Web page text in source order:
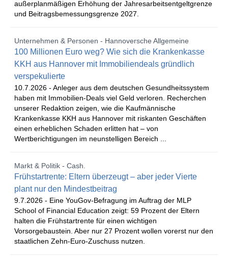
außerplanmäßigen Erhöhung der Jahresarbeitsentgeltgrenze
und Beitragsbemessungsgrenze 2027.
Unternehmen & Personen - Hannoversche Allgemeine
100 Millionen Euro weg? Wie sich die Krankenkasse
KKH aus Hannover mit Immobiliendeals gründlich
verspekulierte
10.7.2026 - Anleger aus dem deutschen Gesundheitssystem
haben mit Immobilien-Deals viel Geld verloren. Recherchen
unserer Redaktion zeigen, wie die Kaufmännische
Krankenkasse KKH aus Hannover mit riskanten Geschäften
einen erheblichen Schaden erlitten hat – von
Wertberichtigungen im neunstelligen Bereich ...
Markt & Politik - Cash.
Frühstartrente: Eltern überzeugt – aber jeder Vierte
plant nur den Mindestbeitrag
9.7.2026 - Eine YouGov-Befragung im Auftrag der MLP
School of Financial Education zeigt: 59 Prozent der Eltern
halten die Frühstartrente für einen wichtigen
Vorsorgebaustein. Aber nur 27 Prozent wollen vorerst nur den
staatlichen Zehn-Euro-Zuschuss nutzen.